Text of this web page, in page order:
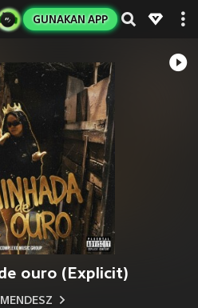
GUNAKAN APP
ouro (Explicit)